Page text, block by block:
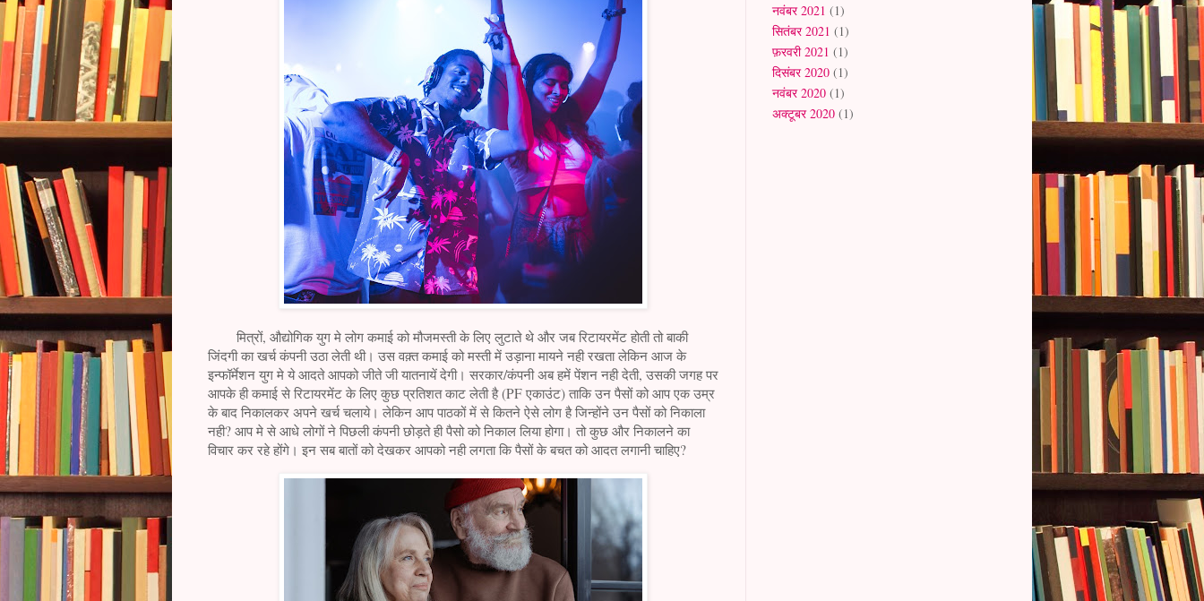
मित्रों, औद्योगिक युग मे लोग कमाई को मौजमस्ती के लिए लुटाते थे और जब रिटायरमेंट होती तो बाकी
जिंदगी का खर्च कंपनी उठा लेती थी। उस वक़्त कमाई को मस्ती में उड़ाना मायने नही रखता लेकिन आज के
इन्फॉर्मेशन युग मे ये आदते आपको जीते जी यातनायें देगी। सरकार/कंपनी अब हमें पेंशन नही देती, उसकी जगह पर
आपके ही कमाई से रिटायरमेंट के लिए कुछ प्रतिशत काट लेती है (PF एकाउंट) ताकि उन पैसों को आप एक उम्र
के बाद निकालकर अपने खर्च चलाये। लेकिन आप पाठकों में से कितने ऐसे लोग है जिन्होंने उन पैसों को निकाला
नही? आप मे से आधे लोगों ने पिछली कंपनी छोड़ते ही पैसो को निकाल लिया होगा। तो कुछ और निकालने का
विचार कर रहे होंगे। इन सब बातों को देखकर आपको नही लगता कि पैसों के बचत को आदत लगानी चाहिए?
नवंबर 2021 (1)
सितंबर 2021 (1)
फ़रवरी 2021 (1)
दिसंबर 2020 (1)
नवंबर 2020 (1)
अक्टूबर 2020 (1)